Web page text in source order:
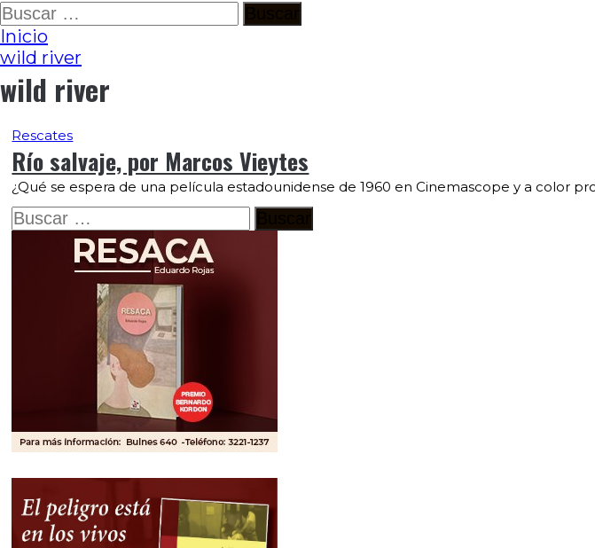
Ir
al
contenido
Buscar:
Inicio
wild river
wild river
Rescates
Río salvaje, por Marcos Vieytes
¿Qué se espera de una película estadounidense de 1960 en Cinemascope y a color
Buscar: